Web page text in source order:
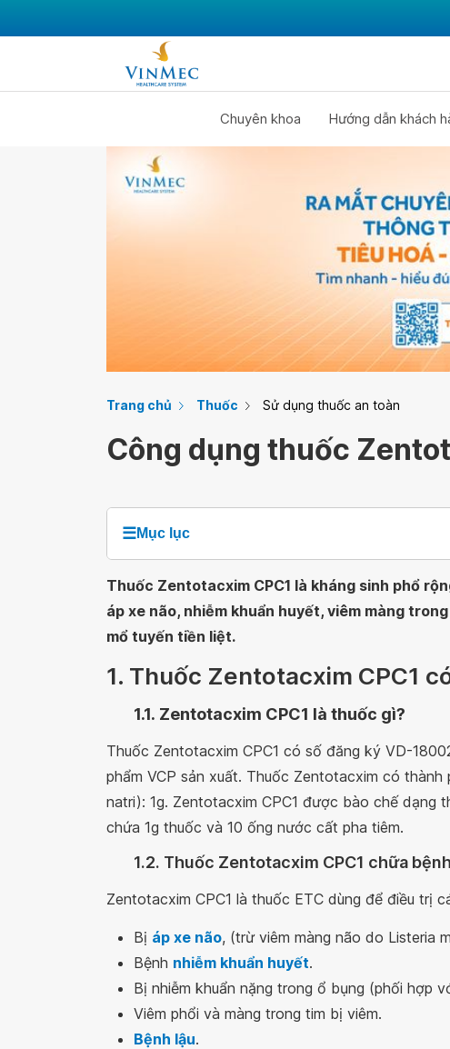
Chuyên khoa Hướng dẫn khách
Trang chủ Thuốc Sử dụng thuốc an toàn
Công dụng thuốc
☰Mục lục
Thuốc Zentotacxim CPC1 là kháng sinh phổ
áp xe não, nhiễm khuẩn huyết, viêm màng
mổ tuyến tiền liệt.
1. Thuốc Zentotacxim CPC1
1.1. Zentotacxim CPC1 là thuốc gì?
Thuốc Zentotacxim CPC1 có số đăng ký VD-
phẩm VCP sản xuất. Thuốc Zentotacxim có thành
natri): 1g. Zentotacxim CPC1 được bào chế dạng
chứa 1g thuốc và 10 ống nước cất pha tiêm.
1.2. Thuốc Zentotacxim CPC1 chữa
Zentotacxim CPC1 là thuốc ETC dùng để điều trị
Bị áp xe não, (trừ viêm màng não do Listeria
Bệnh nhiễm khuẩn huyết.
Bị nhiễm khuẩn nặng trong ổ bụng (phối hợp
Viêm phổi và màng trong tim bị viêm.
Bệnh lậu.